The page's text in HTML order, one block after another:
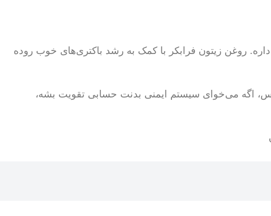
روغن زیتون فرابکر با کمک به رشد باکتری‌های خوب روده
اگه می‌خوای سیستم ایمنی بدنت حسابی تقویت بشه،